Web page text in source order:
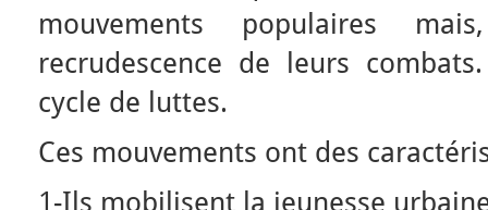
mouvements populaires
recrudescence de leurs
cycle de luttes.
Ces mouvements ont des
1-Ils mobilisent la jeunesse